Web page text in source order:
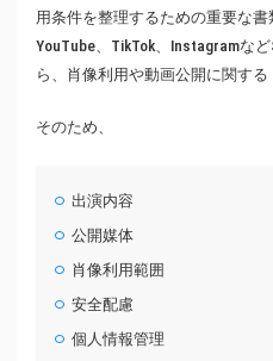
用条件を整理するための重要な書
YouTube、TikTok、Instagramな
ら、肖像利用や動画公開に関する
そのため、
出演内容
公開媒体
肖像利用範囲
安全配慮
個人情報管理